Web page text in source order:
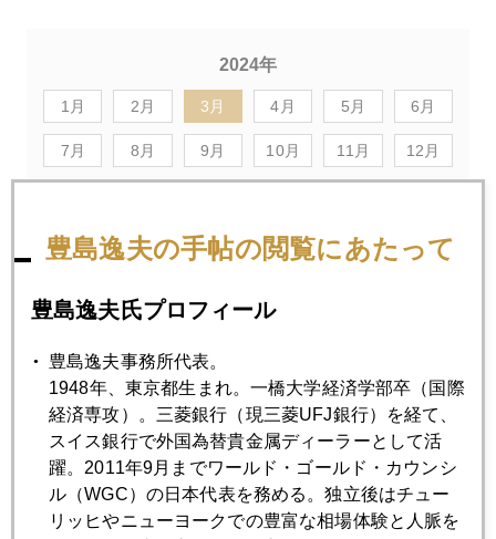
2024年
1月 2月 3月 4月 5月 6月
7月 8月 9月 10月 11月 12月
2024年03月29日
ＮＹ金（６月限）２２５０ドル台で高値引け、２３００ド
2024年03月28日
ＮＹ金、再び２２００ドル乗せ
2024年03月27日
円１５２円接近、為替介入に漂う「アウェー感」
豊島逸夫の手帖の閲覧にあたって
豊島逸夫氏プロフィール
豊島逸夫事務所代表。
1948年、東京都生まれ。一橋大学経済学部卒（国際
経済専攻）。三菱銀行（現三菱UFJ銀行）を経て、
スイス銀行で外国為替貴金属ディーラーとして活
躍。2011年9月までワールド・ゴールド・カウンシ
ル（WGC）の日本代表を務める。独立後はチュー
リッヒやニューヨークでの豊富な相場体験と人脈を